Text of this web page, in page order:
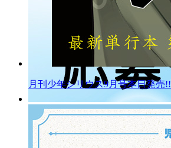
月刊少年シリウス9月号本日発売!!